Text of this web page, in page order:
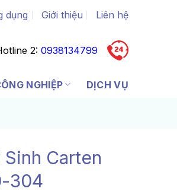
dụng Giới thiệu Liên hệ
2: 0938134799
NGHIỆP DỊCH VỤ
Sinh Carten
304